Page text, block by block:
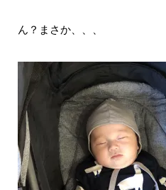
ん？まさか、、、